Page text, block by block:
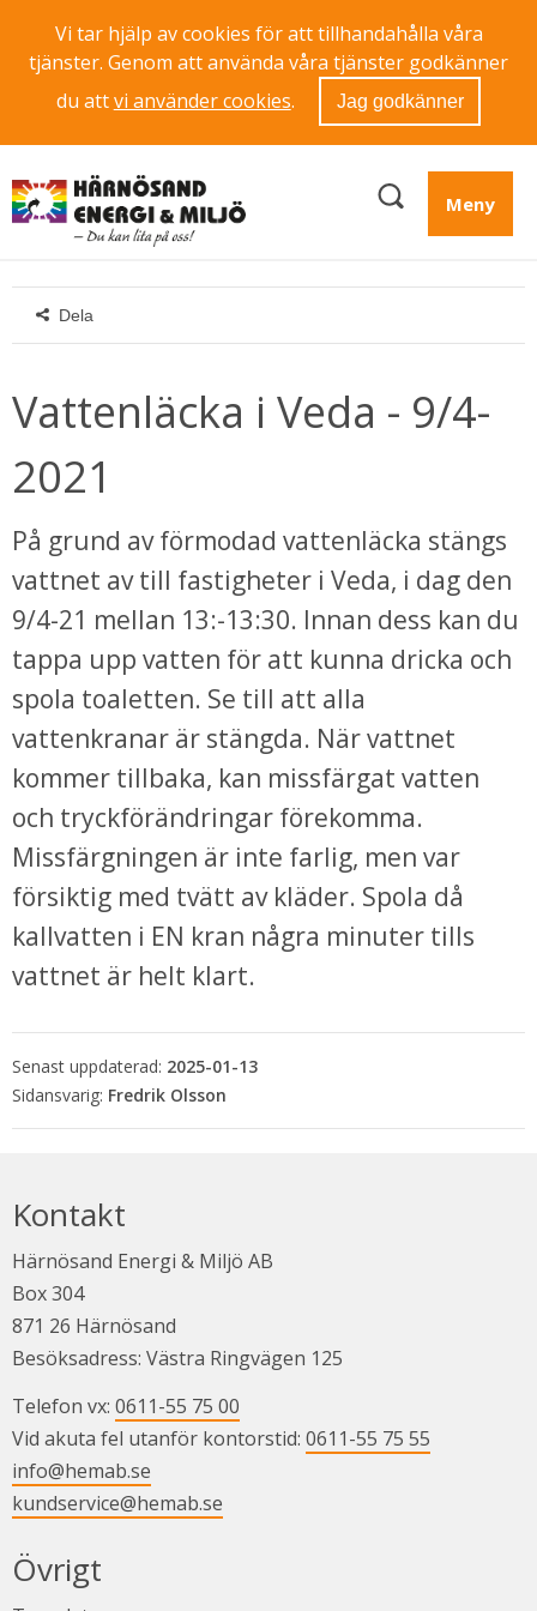
Vi tar hjälp av cookies för att tillhandahålla våra
tjänster. Genom att använda våra tjänster godkänner
du attvi använder cookies. Jag godkänner
Meny
i nytt fönster.
Dela
Vattenläcka i Veda - 9/4-
2021
På grund av förmodad vattenläcka stängs
vattnet av till fastigheter i Veda, i dag den
9/4-21 mellan 13:-13:30. Innan dess kan du
tappa upp vatten för att kunna dricka och
spola toaletten. Se till att alla
vattenkranar är stängda. När vattnet
kommer tillbaka, kan missfärgat vatten
och tryckförändringar förekomma.
Missfärgningen är inte farlig, men var
försiktig med tvätt av kläder. Spola då
kallvatten i EN kran några minuter tills
vattnet är helt klart.
Senast uppdaterad: 2025-01-13
Fredrik Olsson
Kontakt
Härnösand Energi & Miljö AB
Box 304
871 26 Härnösand
Besöksadress: Västra Ringvägen 125
Telefon vx: 0611-55 75 00
Vid akuta fel utanför kontorstid: 0611-55 75 55
info@hemab.se
kundservice@hemab.se
Övrigt